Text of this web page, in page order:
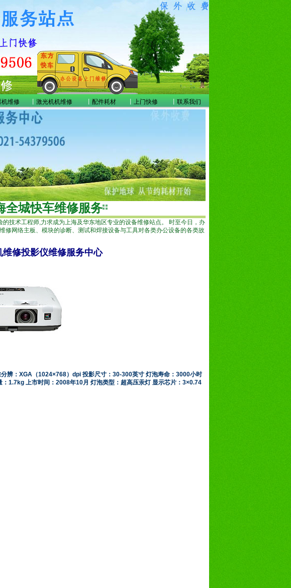
机维修 激光机机维修 配件耗材 上门快修 联系我们
全城快车维修服务
技术工程师,力求成为上海及华东地区专业的设备维修站点。 时至今日，办
网络主板、模块的诊断、测试和焊接设备与工具对各类办公设备的各类故
修投影仪维修服务中心
辨：XGA（1024×768）dpi 投影尺寸：30-300英寸 灯泡寿命：3000小时
1.7kg 上市时间：2008年10月 灯泡类型：超高压汞灯 显示芯片：3×0.74